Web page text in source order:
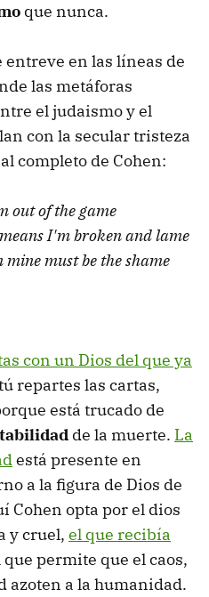
que nunca.
entreve en las líneas de
las metáforas
el judaismo y el
con la secular tristeza
completo de Cohen:
out of the game
I'm broken and lame
must be the shame
con un Dios del que ya
repartes las cartas,
está trucado de
de la muerte. La
está presente en
a la figura de Dios de
Cohen opta por el dios
y cruel, el que recibía
que permite que el caos,
azoten a la humanidad.